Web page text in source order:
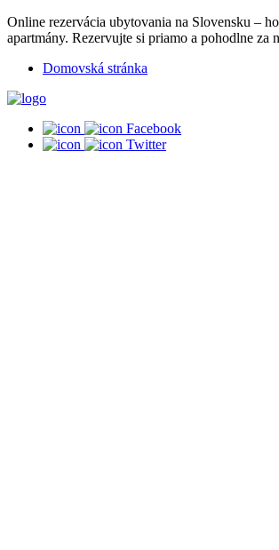
Online rezervácia ubytovania na Slovensku –
apartmány. Rezervujte si priamo a pohodlne za
Domovská stránka
Facebook
Twitter